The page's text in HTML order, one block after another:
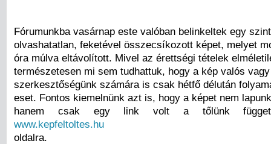
Fórumunkba vasárnap este valóban belinkeltek egy
olvashatatlan, feketével összecsíkozott képet, melyet
óra múlva eltávolított. Mivel az érettségi tételek
természetesen mi sem tudhattuk, hogy a kép valós
szerkesztőségünk számára is csak hétfő délután
eset. Fontos kiemelnünk azt is, hogy a képet nem
hanem csak egy link volt a tőlünk
www.kepfeltoltes.hu
oldalra.